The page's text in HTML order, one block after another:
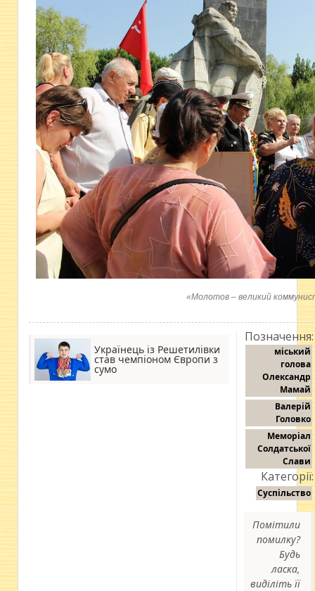
«Молотов – великий
Українець із Решетилівки
став чемпіоном Європи з
сумо
Позначення:
міський
голова
Олександр
Мамай
Валерій
Головко
Меморіал
Солдатської
Слави
Категорії:
Суспільство
Помітили
помилку?
Будь
ласка,
виділіть її